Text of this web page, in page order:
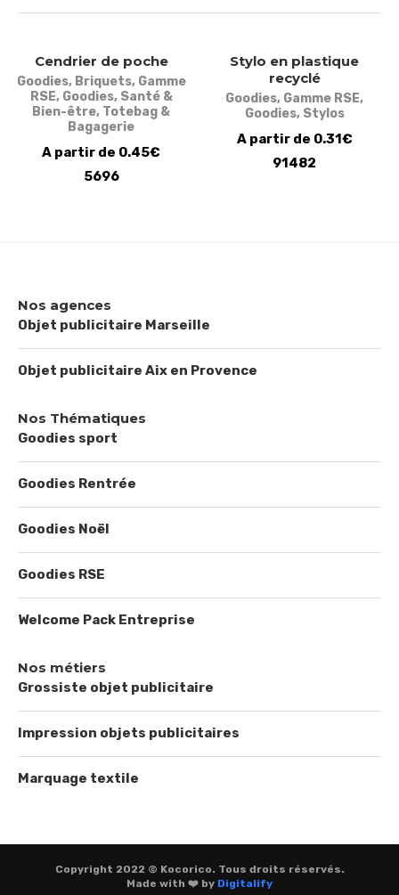
Cendrier de poche
Goodies, Briquets, Gamme
RSE, Goodies, Santé &
Bien-être, Totebag &
Bagagerie
A partir de 0.45€
5696
Stylo en plastique
recyclé
Goodies, Gamme RSE,
Goodies, Stylos
A partir de 0.31€
91482
Nos agences
Objet publicitaire Marseille
Objet publicitaire Aix en Provence
Nos Thématiques
Goodies sport
Goodies Rentrée
Goodies Noël
Goodies RSE
Welcome Pack Entreprise
Nos métiers
Grossiste objet publicitaire
Impression objets publicitaires
Marquage textile
Copyright 2022 © Kocorico. Tous droits réservés.
Made with ❤️ by Digitalify